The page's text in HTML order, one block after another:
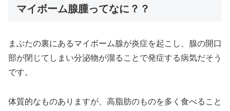
マイボーム腺腫ってなに？？
まぶたの裏にあるマイボーム腺が炎症を起こし、腺の開口
部が閉じてしまい分泌物が溜ることで発症する病気だそう
です。
体質的なものありますが、高脂肪のものを多く食べること